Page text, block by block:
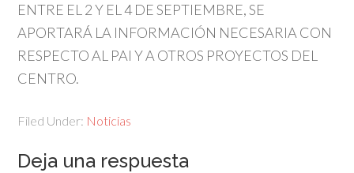
ENTRE EL 2 Y EL 4 DE SEPTIEMBRE, SE
APORTARÁ LA INFORMACIÓN NECESARIA CON
RESPECTO AL PAI Y A OTROS PROYECTOS DEL
CENTRO.
Filed Under: Noticias
Deja una respuesta